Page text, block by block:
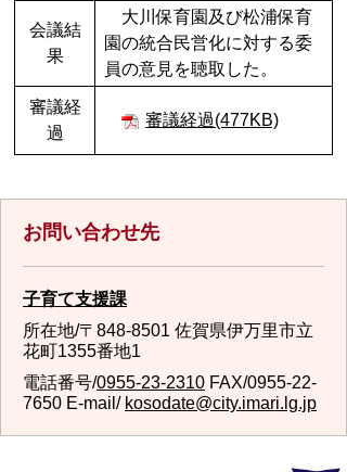
会議結
果
大川保育園及び松浦保育
園の統合民営化に対する委
員の意見を聴取した。
審議経
過
審議経過(477KB)
お問い合わせ先
子育て支援課
所在地/〒848-8501 佐賀県伊万里市立
花町1355番地1
電話番号/0955-23-2310 FAX/0955-22-
7650 E-mail/ kosodate@city.imari.lg.jp